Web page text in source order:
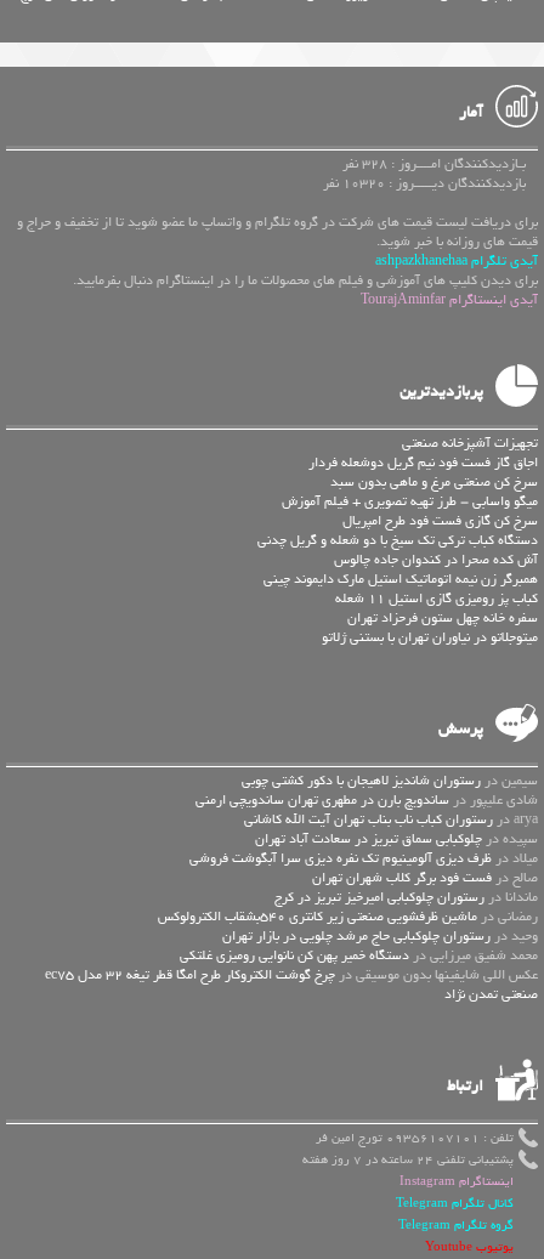
آمار
بـازدیدکنندگان امــــروز : 328 نفر
بازدیدکنندگان دیـــــروز : 10320 نفر
برای دریافت لیست قیمت های شرکت در گروه تلگرام و واتساپ ما عضو شوید تا از تخفیف و حراج و
قیمت های روزانه با خبر شوید.
آیدی تلگرام ashpazkhanehaa
برای دیدن کلیپ های آموزشی و فیلم های محصولات ما را در اینستاگرام دنبال بفرمایید.
آیدی اینستاگرام TourajAminfar
پربازدیدترین
تجهیزات آشپزخانه صنعتی
اجاق گاز فست فود نیم گریل دوشعله فردار
سرخ کن صنعتی مرغ و ماهی بدون سبد
میگو واسابی – طرز تهیه تصویری + فیلم آموزش
سرخ کن گازی فست فود طرح امپریال
دستگاه کباب ترکی تک سیخ با دو شعله و گریل چدنی
آش کده صحرا در کندوان جاده چالوس
همبرگر زن نیمه اتوماتیک استیل مارک دایموند چینی
کباب پز رومیزی گازی استیل 11 شعله
سفره خانه چهل ستون فرحزاد تهران
میتوجلاتو در نیاوران تهران با بستنی ژلاتو
پرسش
سیمین در رستوران شاندیز لاهیجان با دکور کشتی چوبی
شادی علیپور در ساندویچ بارن در مطهری تهران ساندویچی ارمنی
arya در
رستوران کباب ناب بناب تهران آیت الله کاشانی
سپیده در چلوکبابی سماق تبریز در سعادت آباد تهران
میلاد در ظرف دیزی آلومینیوم تک نفره دیزی سرا آبگوشت فروشی
صالح در فست فود برگر کلاب شهران تهران
ماندانا در رستوران چلوکبابی امیرخیز تبریز در کرج
رمضانی در ماشین ظرفشویی صنعتی زیر کانتری 540بشقاب الکترولوکس
وحید در رستوران چلوکبابی حاج مرشد چلویی در بازار تهران
محمد شفیق میرزایی در دستگاه خمیر پهن کن نانوایی رومیزی غلتکی
عكس اللي شايفينها بدون موسيقى در
چرخ گوشت الکتروکار طرح امگا قطر تیغه 32 مدل ec75
صنعتی تمدن نژاد
ارتباط
تلفن : 09356107101 تورج امین فر
پشتیبانی تلفنی 24 ساعته در 7 روز هفته
اینستاگرام Instagram
کانال تلگرام Telegram
گروه تلگرام Telegram
یوتیوب Youtube